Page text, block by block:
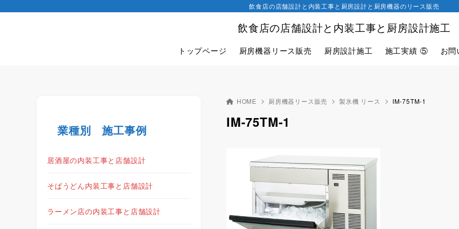
飲食店の店舗設計と内装工事と厨房設計施工
飲食店の店舗設計と内装工事と厨房設計と厨房機器のリース販売
トップページ 厨房機器リース販売 厨房設計施工 施工実績 ⑤ お
HOME 厨房機器リース販売 製氷機 リース IM-75TM-1
IM-75TM-1
業種別 施工事例
居酒屋の内装工事と店舗設計
そばうどん内装工事と店舗設計
ラーメン店の内装工事と店舗設計